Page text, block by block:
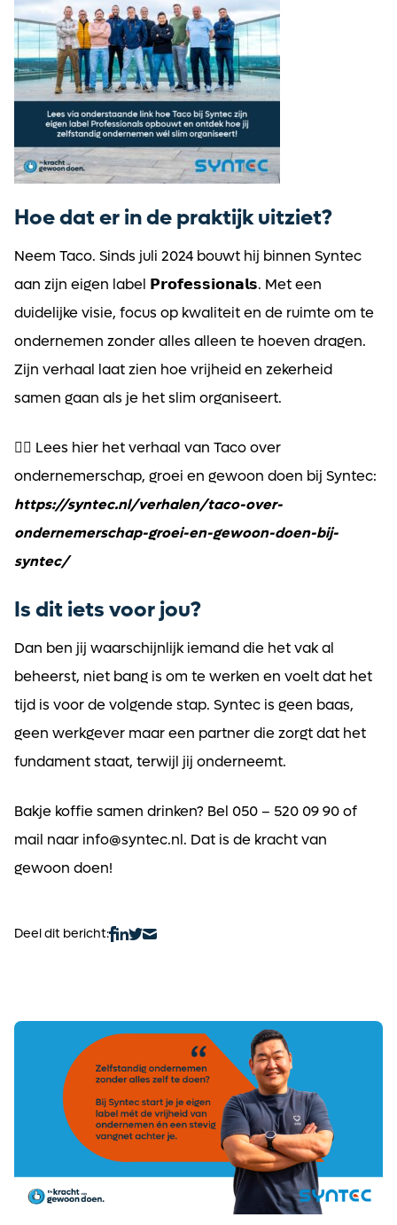
Hoe dat er in de praktijk uitziet?
Neem Taco. Sinds juli 2024 bouwt hij binnen Syntec
aan zijn eigen label 𝗣𝗿𝗼𝗳𝗲𝘀𝘀𝗶𝗼𝗻𝗮𝗹𝘀. Met een
duidelijke visie, focus op kwaliteit en de ruimte om te
ondernemen zonder alles alleen te hoeven dragen.
Zijn verhaal laat zien hoe vrijheid en zekerheid
samen gaan als je het slim organiseert.
👉🏼 Lees hier het verhaal van Taco over
ondernemerschap, groei en gewoon doen bij Syntec:
https://syntec.nl/verhalen/taco-over-
ondernemerschap-groei-en-gewoon-doen-bij-
syntec/
Is dit iets voor jou?
Dan ben jij waarschijnlijk iemand die het vak al
beheerst, niet bang is om te werken en voelt dat het
tijd is voor de volgende stap. Syntec is geen baas,
geen werkgever maar een partner die zorgt dat het
fundament staat, terwijl jij onderneemt.
Bakje koffie samen drinken? Bel 050 – 520 09 90 of
mail naar info@syntec.nl. Dat is de kracht van
gewoon doen!
Deel dit bericht:
Ontvang vacatures direct in
je mailbox
Alerts ontvangen